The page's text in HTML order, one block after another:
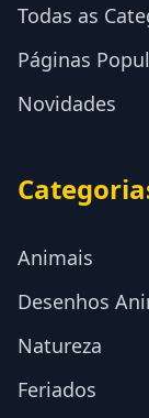
Todas as
Páginas
Novidades
Animais
Desenhos
Natureza
Feriados